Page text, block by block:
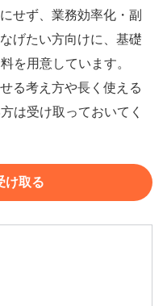
せず、業務効率化・副
げたい方向けに、基礎
を用意しています。
る考え方や長く使える
は受け取っておいてく
け取る